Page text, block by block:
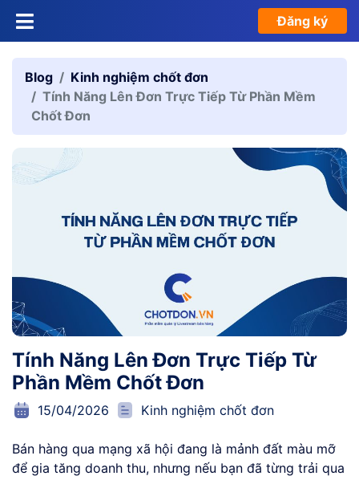
Đăng ký
Blog
Kinh nghiệm chốt đơn
Tính Năng Lên Đơn Trực Tiếp Từ Phần Mềm
Chốt Đơn
Tính Năng Lên Đơn Trực Tiếp Từ
Phần Mềm Chốt Đơn
15/04/2026 Kinh nghiệm chốt đơn
Bán hàng qua mạng xã hội đang là mảnh đất màu mỡ
để gia tăng doanh thu, nhưng nếu bạn đã từng trải qua